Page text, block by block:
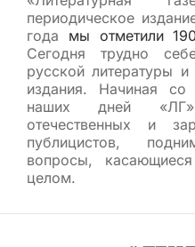
периодическое
года мы отметили
Сегодня трудно
русской литературы
издания. Начиная
наших дней «ЛГ»
отечественных и
публицистов,
вопросы,
целом.